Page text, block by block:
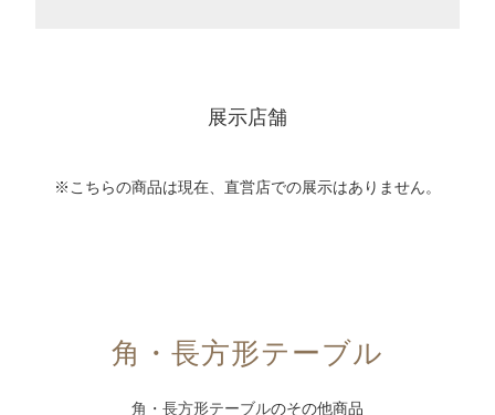
展示店舗
※こちらの商品は現在、直営店での展示はありません。
角・長方形テーブル
角・長方形テーブルのその他商品